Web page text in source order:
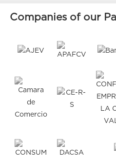
Companies of our